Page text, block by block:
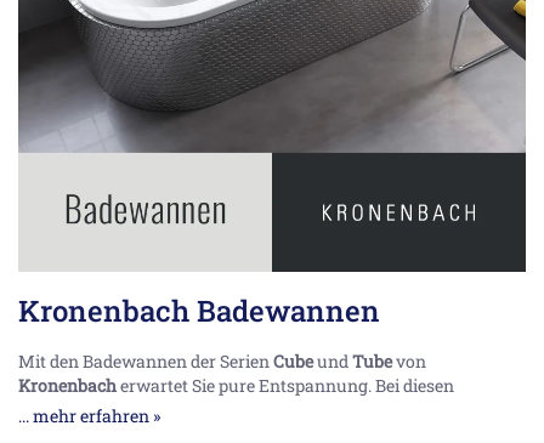
Kronenbach Badewannen
Mit den Badewannen der SerienCubeundTubevon
Kronenbacherwartet Sie pure Entspannung. Bei diesen
Modellen kommt hochwertiges Sanitäracryl zum Einsatz.
... mehr erfahren »